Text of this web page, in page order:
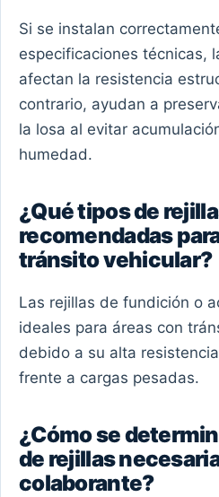
Si se instalan
especificaciones técnicas,
afectan la resistencia
contrario, ayudan a
la losa al evitar
humedad.
¿Qué tipos de
recomendadas
tránsito vehicular?
Las rejillas de fundición o
ideales para áreas con
debido a su alta
frente a cargas pesadas.
¿Cómo se
de rejillas
colaborante?